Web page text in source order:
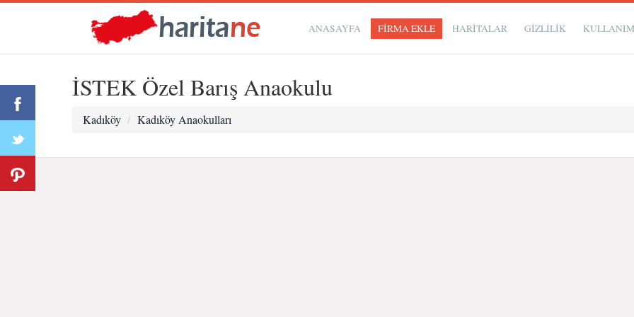
ANASAYFA FİRMA EKLE HARİTALAR GIZLILIK
İSTEK Özel Barış Anaokulu
Kadıköy Kadıköy Anaokulları